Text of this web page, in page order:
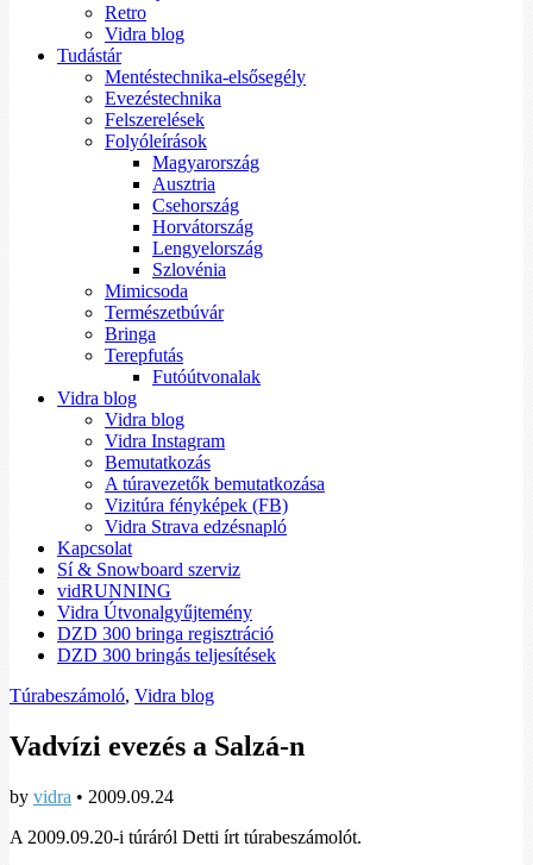
Retro
Vidra blog
Tudástár
Mentéstechnika-elsősegély
Evezéstechnika
Felszerelések
Folyóleírások
Magyarország
Ausztria
Csehország
Horvátország
Lengyelország
Szlovénia
Mimicsoda
Természetbúvár
Bringa
Terepfutás
Futóútvonalak
Vidra blog
Vidra blog
Vidra Instagram
Bemutatkozás
A túravezetők bemutatkozása
Vizitúra fényképek (FB)
Vidra Strava edzésnapló
Kapcsolat
Sí & Snowboard szerviz
vidRUNNING
Vidra Útvonalgyűjtemény
DZD 300 bringa regisztráció
DZD 300 bringás teljesítések
Túrabeszámoló, Vidra blog
Vadvízi evezés a Salzá-n
by vidra • 2009.09.24
A 2009.09.20-i túráról Detti írt túrabeszámolót.